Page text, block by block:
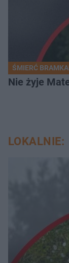
ŚMIERĆ
Nie żyje
LOKALNIE: